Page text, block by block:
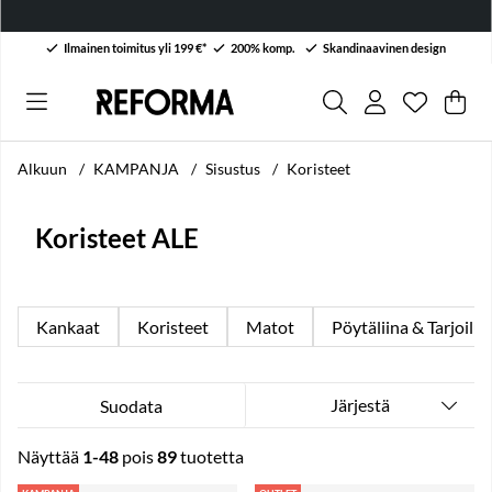
Ilmainen toimitus yli 199 €* 200% komp. Skandinaavinen design
Toivelista
. .
Alkuun KAMPANJA Sisustus Koristeet
Koristeet ALE
Kankaat Koristeet Matot Pöytäliina & Tarjoilu
Suodata Järjestä
Näyttää 1-48 pois89tuotetta